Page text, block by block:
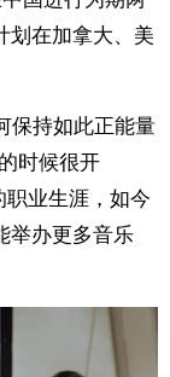
划在加拿大、美
保持如此正能量
时候很开
职业生涯，如今
举办更多音乐